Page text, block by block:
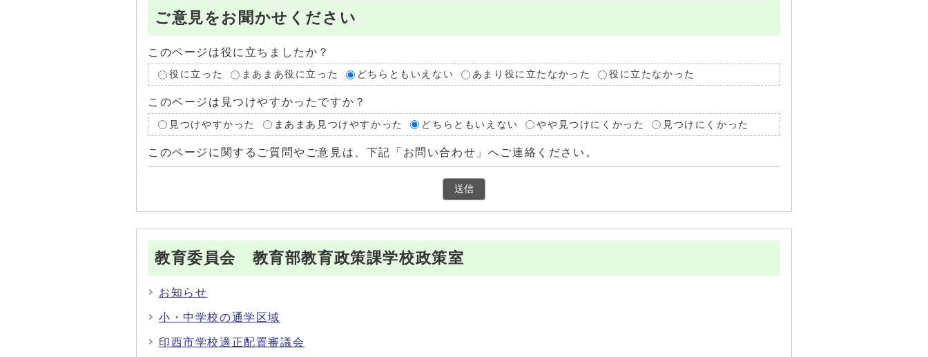
ご意見をお聞かせください
このページは役に立ちましたか？
役に立った まあまあ役に立った どちらともいえない あまり役に立たなかった 役に立たなかった
このページは見つけやすかったですか？
見つけやすかった まあまあ見つけやすかった どちらともいえない やや見つけにくかった 見つけにくかった
このページに関するご質問やご意見は、下記「お問い合わせ」へご連絡ください。
教育委員会 教育部教育政策課学校政策室
お知らせ
小・中学校の通学区域
印西市学校適正配置審議会